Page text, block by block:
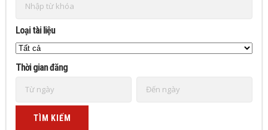
Loại tài liệu
Thời gian đăng